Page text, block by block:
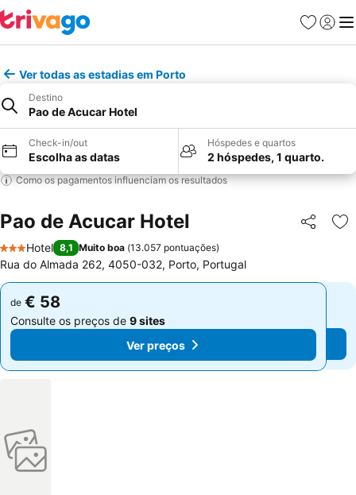
Favoritos
Iniciar
Ver todas as estadias em Porto
Destino
Pao de Acucar Hotel
Check-in/out
Escolha as datas
Hóspedes e quartos
2 hóspedes, 1 quarto.
Como os pagamentos influenciam os resultados
Pao de Acucar Hotel Partilhar
3 Estrelas
Hotel 8,1 Muito boa (13.057 pontuações)
Rua do Almada 262, 4050-032, Porto, Portugal
de € 58
Consulte os preços de 9 sites
Ver preços
de € 58
Consulte os preços de 9 sites
Ver preços